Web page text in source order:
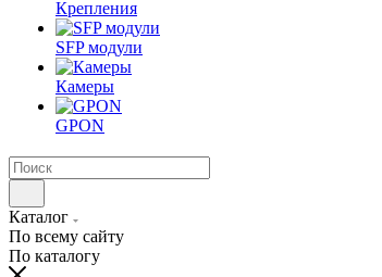
Крепления
SFP модули
Камеры
GPON
Каталог
По всему сайту
По каталогу